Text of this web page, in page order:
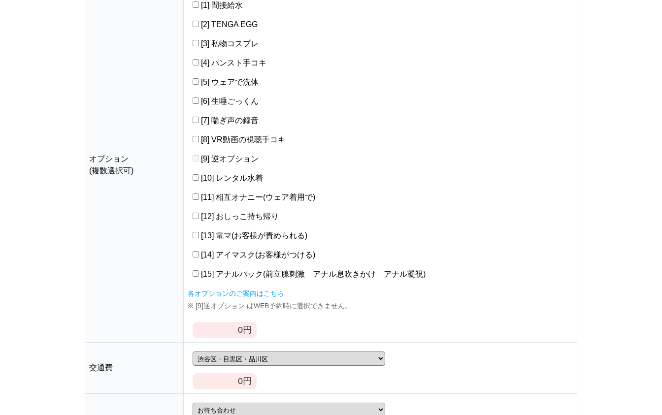
オプション
(複数選択可)
[1] 間接給水
[2] TENGA EGG
[3] 私物コスプレ
[4] パンスト手コキ
[5] ウェアで洗体
[6] 生唾ごっくん
[7] 喘ぎ声の録音
[8] VR動画の視聴手コキ
[9] 逆オプション
[10] レンタル水着
[11] 相互オナニー(ウェア着用で)
[12] おしっこ持ち帰り
[13] 電マ(お客様が責められる)
[14] アイマスク(お客様がつける)
[15] アナルパック(前立腺刺激 アナル息吹きかけ アナル凝視)
各オプションのご案内はこちら
※ [9]逆オプション はWEB予約時に選択できません。
0円
交通費
0円